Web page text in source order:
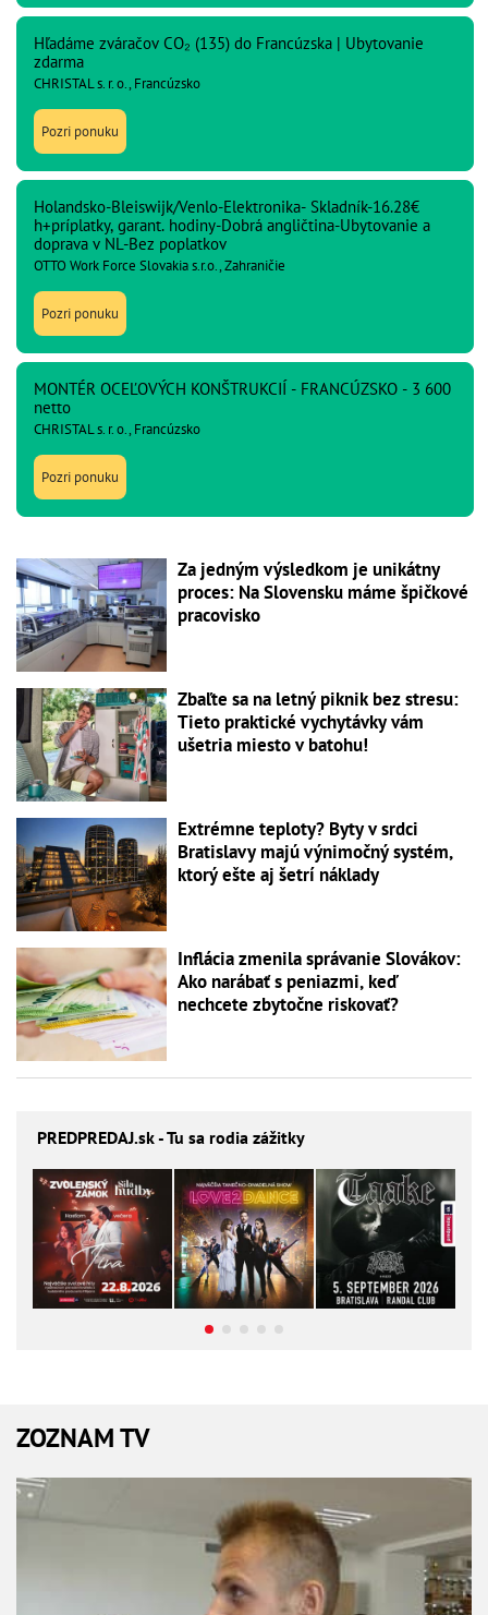
Hľadáme zváračov CO₂ (135) do Francúzska | Ubytovanie
zdarma
CHRISTAL s. r. o., Francúzsko
Pozri ponuku
Holandsko-Bleiswijk/Venlo-Elektronika- Skladník-16.28€
h+príplatky, garant. hodiny-Dobrá angličtina-Ubytovanie a
doprava v NL-Bez poplatkov
OTTO Work Force Slovakia s.r.o., Zahraničie
Pozri ponuku
MONTÉR OCEĽOVÝCH KONŠTRUKCIÍ - FRANCÚZSKO - 3 600
netto
CHRISTAL s. r. o., Francúzsko
Pozri ponuku
Za jedným výsledkom je unikátny
proces: Na Slovensku máme špičkové
pracovisko
Zbaľte sa na letný piknik bez stresu:
Tieto praktické vychytávky vám
ušetria miesto v batohu!
Extrémne teploty? Byty v srdci
Bratislavy majú výnimočný systém,
ktorý ešte aj šetrí náklady
Inflácia zmenila správanie Slovákov:
Ako narábať s peniazmi, keď
nechcete zbytočne riskovať?
PREDPREDAJ.sk - Tu sa rodia zážitky
ZOZNAM TV